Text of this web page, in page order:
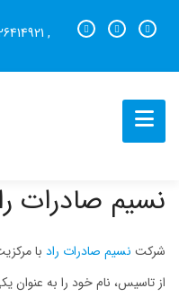
, ۰۲۱-
نسیم صادرات
شرکت نسیم صادرات راد با
از تاسیس، نام خود را به عنوان